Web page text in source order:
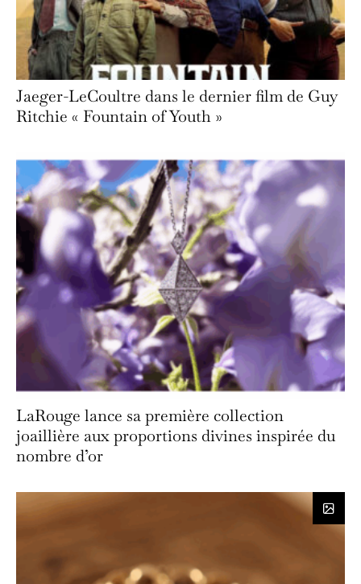
Jaeger-LeCoultre dans le dernier film de Guy
Ritchie « Fountain of Youth »
LaRouge lance sa première collection
joaillière aux proportions divines inspirée du
nombre d’or